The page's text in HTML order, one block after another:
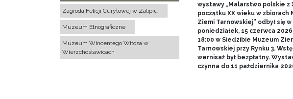
Zagroda Felicji Curyłowej w Zalipiu
Muzeum Etnograficzne
Muzeum Wincentego Witosa w
Wierzchosławicach
wystawy „Malarstwo polskie z
początku XX wieku w zbiorach
Ziemi Tarnowskiej” odbył się w
poniedziałek, 15 czerwca
18:00 w Siedzibie Muzeum
Tarnowskiej przy Rynku 3.
wernisaż był bezpłatny.
czynna do 11 października